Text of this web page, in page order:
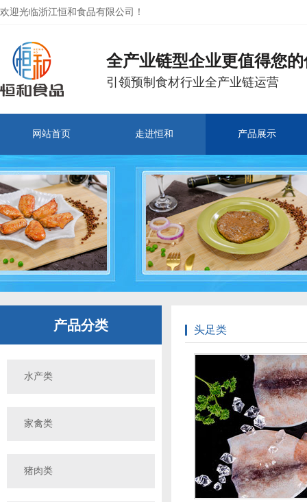
欢迎光临浙江恒和食品有限公司！
全产业链型企业更值得您
引领预制食材行业全产业链运营
网站首页 走进恒和 产品展示
产品分类
水产类
家禽类
猪肉类
头足类